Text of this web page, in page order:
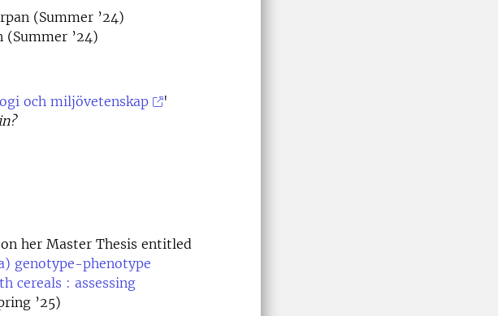
(Summer ’24)
(Summer ’24)
och miljövetenskap
'
her Master Thesis entitled
genotype-phenotype
cereals : assessing
’25)